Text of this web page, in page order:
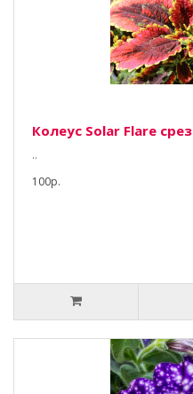
Колеус Solar Flare срез
..
100р.